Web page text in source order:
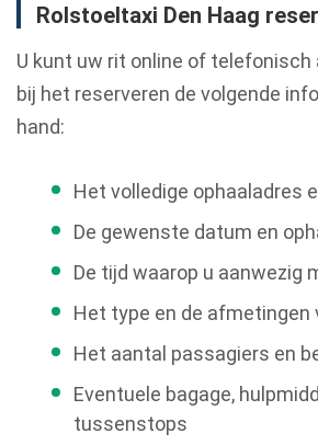
Rolstoeltaxi Den Haag
U kunt uw rit online of telefonisch
bij het reserveren de volgende
hand:
Het volledige ophaaladres
De gewenste datum en
De tijd waarop u aanwezig
Het type en de afmetingen
Het aantal passagiers en
Eventuele bagage,
tussenstops